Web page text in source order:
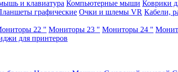
и клавиатура Компьютерные мыши Коврики
графические Очки и шлемы VR Кабели,
22 " Мониторы 23 " Мониторы 24 "
для принтеров